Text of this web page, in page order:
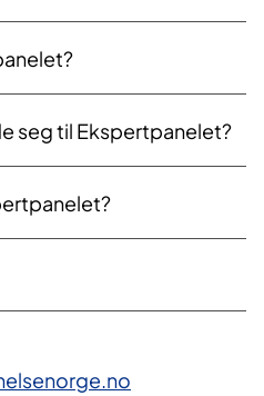
seg til Ekspertpanelet?